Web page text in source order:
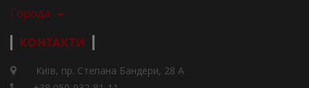
Города
КОНТАКТИ
Київ, пр. Степана Бандери, 28 А